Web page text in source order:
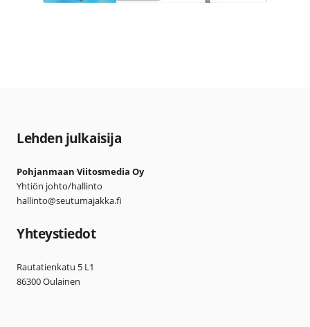
Lehden julkaisija
Pohjanmaan Viitosmedia Oy
Yhtiön johto/hallinto
hallinto@seutumajakka.fi
Yhteystiedot
Rautatienkatu 5 L1
86300 Oulainen